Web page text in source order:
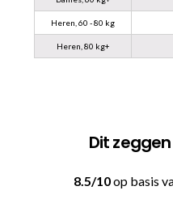
Heren, 60 - 80 kg
Heren, 80 kg+
Dit
8.5/10op basis